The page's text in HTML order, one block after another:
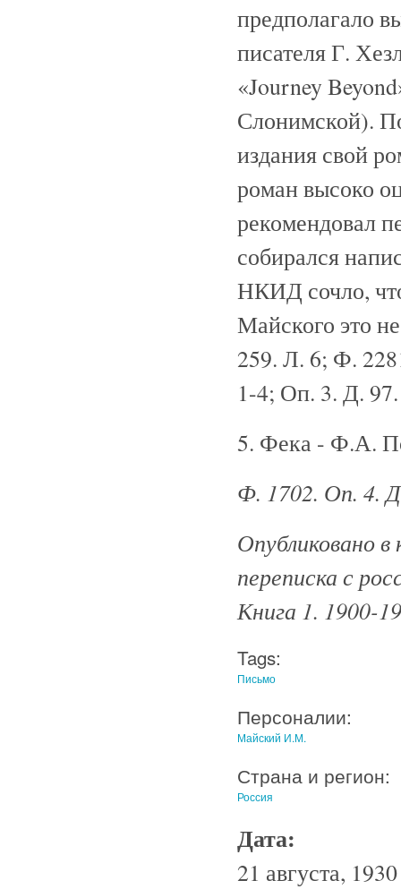
предполагало
писателя Г.
«Journey
Слонимской).
издания свой
роман высоко
рекомендовал
собирался
НКИД сочло,
Майского это
259. Л. 6; Ф.
1-4; Оп. 3. Д.
5. Фека - Ф.А.
Ф. 1702. Оп. 4.
Опубликовано
переписка с
Книга 1. 1900-
Tags:
Письмо
Персоналии:
Майский И.М.
Страна и регион:
Россия
Дата:
21 августа,